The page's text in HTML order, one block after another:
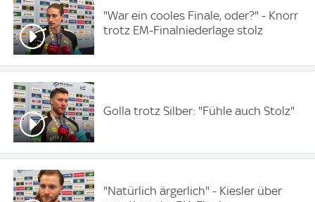
"War ein cooles Finale, oder?" - Knorr
trotz EM-Finalniederlage stolz
Golla trotz Silber: "Fühle auch Stolz"
"Natürlich ärgerlich" - Kiesler über